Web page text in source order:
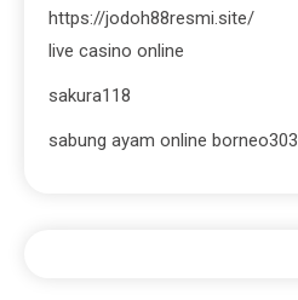
https://jodoh88resmi.site/
live casino online
sakura118
sabung ayam online borneo303